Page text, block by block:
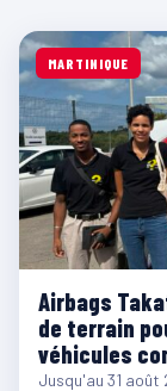
MARTINIQUE
Airbags
de terrain
véhicules
Jusqu'au 31 août